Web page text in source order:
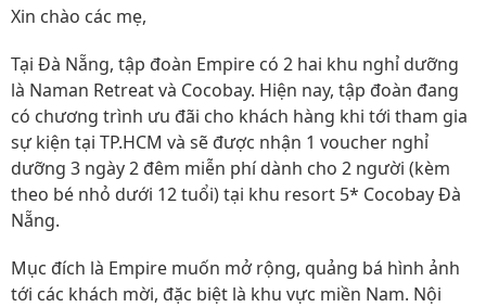
Xin chào các mẹ,
Tại Đà Nẵng, tập đoàn Empire có 2 hai khu nghỉ dưỡng
là Naman Retreat và Cocobay. Hiện nay, tập đoàn đang
có chương trình ưu đãi cho khách hàng khi tới tham gia
sự kiện tại TP.HCM và sẽ được nhận 1 voucher nghỉ
dưỡng 3 ngày 2 đêm miễn phí dành cho 2 người (kèm
theo bé nhỏ dưới 12 tuổi) tại khu resort 5* Cocobay Đà
Nẵng.
Mục đích là Empire muốn mở rộng, quảng bá hình ảnh
tới các khách mời, đặc biệt là khu vực miền Nam. Nội